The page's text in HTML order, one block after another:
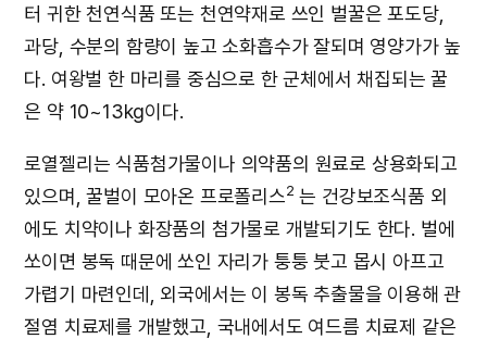
터 귀한 천연식품 또는 천연약재로 쓰인 벌꿀은 포도당,
과당, 수분의 함량이 높고 소화흡수가 잘되며 영양가가 높
다. 여왕벌 한 마리를 중심으로 한 군체에서 채집되는 꿀
은 약 10~13kg이다.
로열젤리는 식품첨가물이나 의약품의 원료로 상용화되고
있으며, 꿀벌이 모아온 프로폴리스2 는 건강보조식품 외
에도 치약이나 화장품의 첨가물로 개발되기도 한다. 벌에
쏘이면 봉독 때문에 쏘인 자리가 퉁퉁 붓고 몹시 아프고
가렵기 마련인데, 외국에서는 이 봉독 추출물을 이용해 관
절염 치료제를 개발했고, 국내에서도 여드름 치료제 같은